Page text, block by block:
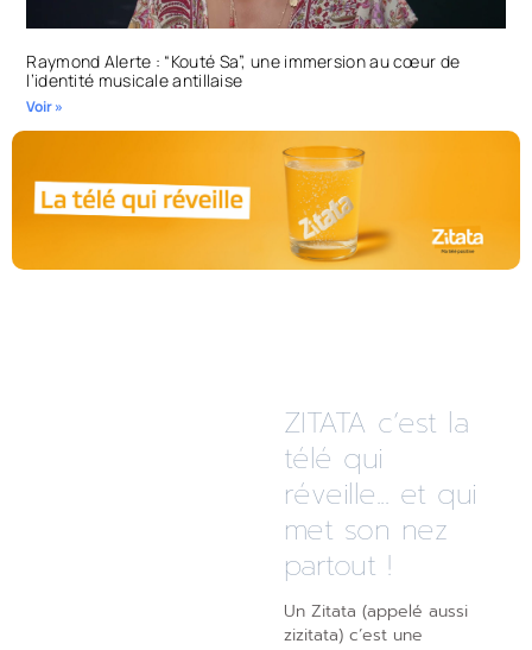
Raymond Alerte : “Kouté Sa”, une immersion au cœur de
l’identité musicale antillaise
Voir »
ZITATA c’est la
télé qui
réveille... et qui
met son nez
partout !
Un Zitata (appelé aussi
zizitata) c’est une